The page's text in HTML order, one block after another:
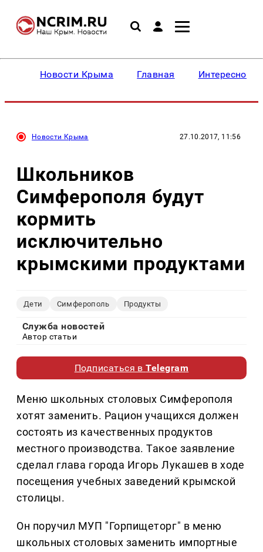
Новости Крыма Главная Интересное
Новости Крыма 27.10.2017, 11:56
Школьников
Симферополя будут
кормить
исключительно
крымскими продуктами
Дети Симферополь Продукты
Служба новостей
Автор статьи
Подписаться вTelegram
Меню школьных столовых Симферополя
хотят заменить. Рацион учащихся должен
состоять из качественных продуктов
местного производства. Такое заявление
сделал глава города Игорь Лукашев в ходе
посещения учебных заведений крымской
столицы.
Он поручил МУП "Горпищеторг" в меню
школьных столовых заменить импортные